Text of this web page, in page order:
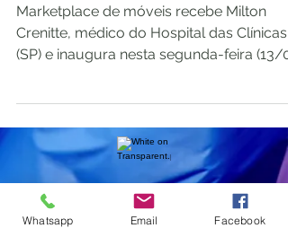
Marketplace de móveis recebe Milton
Crenitte, médico do Hospital das Clínicas
(SP) e inaugura nesta segunda-feira (13/
Pimenta Rosa
Whatsapp Email Facebook